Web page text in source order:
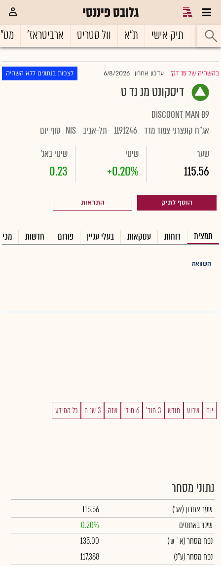
גלובס פיננסי
ראשי תיק אישי ת"א וול סטריט ארביטראז'
בהשהיה של 15 דק' |עדכון אחרון 6/8/2026 לצפות בנתונים ללא השהיה
דיסקונט מנ נד ט
DISCOONT MAN B9
אג"ח קונצרני צמוד מדד 1191246 תל-אביב NIS סוף יום
שער
115.56
שינוי
+0.20%
שינוי באג'
0.23
הוסף לתיק התראות
תמצית דוחות עסקאות בעלי עניין פורום חדשות
השוואה
יום שבוע חודש 3 חוד' 6 חוד' שנה 3 שנים כל המידע
נתוני מסחר
שער אחרון (אג')
115.56
שינוי באחוזים
0.20%
נפח מסחר(א` ₪)
135.00
נפח מסחר(ע"נ)
117,388